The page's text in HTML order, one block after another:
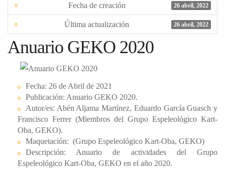
Fecha de creación 26 abril, 2022
Última actualización 26 abril, 2022
Anuario GEKO 2020
Fecha: 26 de Abril de 2021
Publicación: Anuario GEKO 2020.
Autor/es: Abén Aljama Martínez, Eduardo García Guasch y
Francisco Ferrer (Miembros del Grupo Espeleológico Kart-
Oba, GEKO).
Maquetación: (Grupo Espeleológico Kart-Oba, GEKO)
Descripción: Anuario de actividades del Grupo
Espeleológico Kart-Oba, GEKO en el año 2020.